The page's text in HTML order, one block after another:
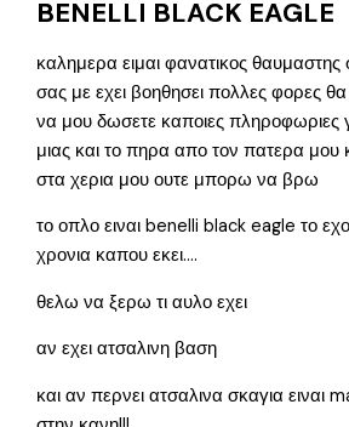
BENELLI BLACK EAGLE
καλημερα ειμαι φανατικος θαυμαστης
σας με εχει βοηθησει πολλες φορες
να μου δωσετε καποιες πληροφωριες
μιας και το πηρα απο τον πατερα μου
στα χερια μου ουτε μπορω να βρω
το οπλο ειναι benelli black eagle το
χρονια καπου εκει….
θελω να ξερω τι αυλο εχει
αν εχει ατσαλινη βαση
και αν περνει ατσαλινα σκαγια ειναι